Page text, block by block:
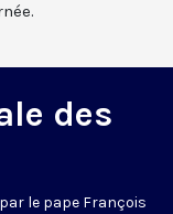
des
le pape François